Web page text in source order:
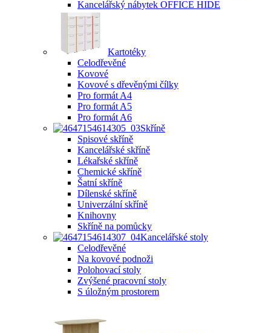
Kancelářský nábytek OFFICE HIDE
Kartotéky
Celodřevěné
Kovové
Kovové s dřevěnými čílky
Pro formát A4
Pro formát A5
Pro formát A6
Skříně
Spisové skříně
Kancelářské skříně
Lékařské skříně
Chemické skříně
Šatní skříně
Dílenské skříně
Univerzální skříně
Knihovny
Skříně na pomůcky
Kancelářské stoly
Celodřevěné
Na kovové podnoži
Polohovací stoly
Zvýšené pracovní stoly
S úložným prostorem